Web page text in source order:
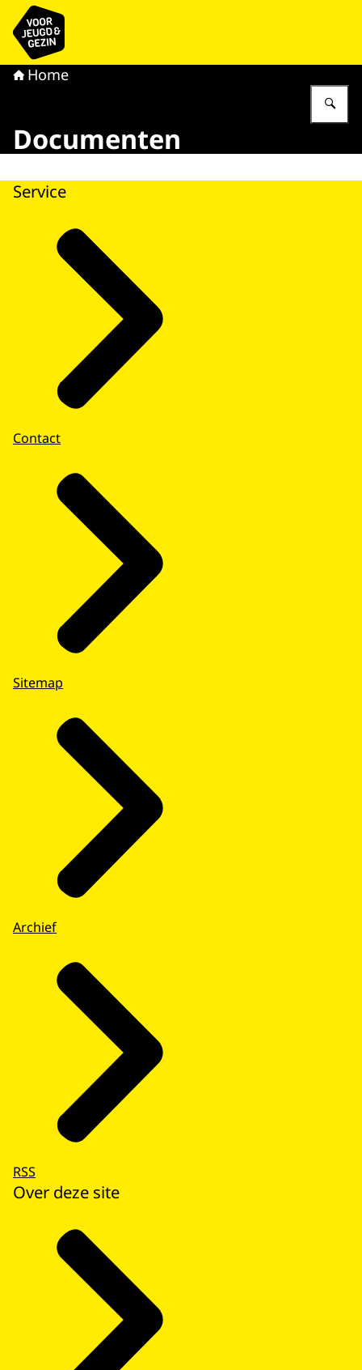
Naar de homepage van voor Jeugd & Gezin
Home
Documenten
Service
Contact
Sitemap
Archief
RSS
Over deze site